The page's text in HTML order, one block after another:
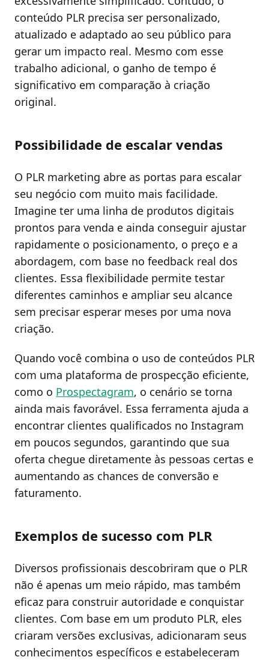
conteúdo PLR precisa ser personalizado,
atualizado e adaptado ao seu público para
gerar um impacto real. Mesmo com esse
trabalho adicional, o ganho de tempo é
significativo em comparação à criação
original.
Possibilidade de escalar vendas
O PLR marketing abre as portas para escalar
seu negócio com muito mais facilidade.
Imagine ter uma linha de produtos digitais
prontos para venda e ainda conseguir ajustar
rapidamente o posicionamento, o preço e a
abordagem, com base no feedback real dos
clientes. Essa flexibilidade permite testar
diferentes caminhos e ampliar seu alcance
sem precisar esperar meses por uma nova
criação.
Quando você combina o uso de conteúdos PLR
com uma plataforma de prospecção eficiente,
como o Prospectagram, o cenário se torna
ainda mais favorável. Essa ferramenta ajuda a
encontrar clientes qualificados no Instagram
em poucos segundos, garantindo que sua
oferta chegue diretamente às pessoas certas e
aumentando as chances de conversão e
faturamento.
Exemplos de sucesso com PLR
Diversos profissionais descobriram que o PLR
não é apenas um meio rápido, mas também
eficaz para construir autoridade e conquistar
clientes. Com base em um produto PLR, eles
criaram versões exclusivas, adicionaram seus
conhecimentos específicos e estabeleceram